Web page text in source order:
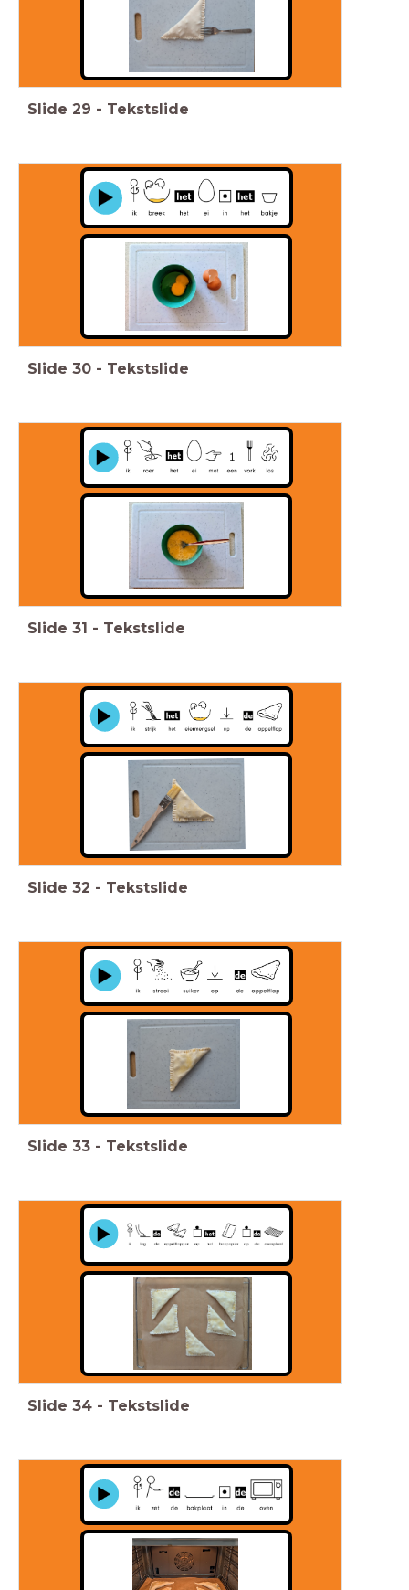
Slide 29 - Tekstslide
Slide 30 - Tekstslide
Slide 31 - Tekstslide
Slide 32 - Tekstslide
Slide 33 - Tekstslide
Slide 34 - Tekstslide